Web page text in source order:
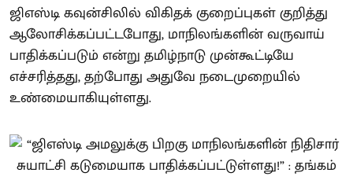
ஜிஎஸ்டி கவுன்சிலில் விகிதக் குறைப்புகள் குறித்து
ஆலோசிக்கப்பட்டபோது, மாநிலங்களின் வருவாய்
பாதிக்கப்படும் என்று தமிழ்நாடு முன்கூட்டியே
எச்சரித்தது, தற்போது அதுவே நடைமுறையில்
உண்மையாகியுள்ளது.